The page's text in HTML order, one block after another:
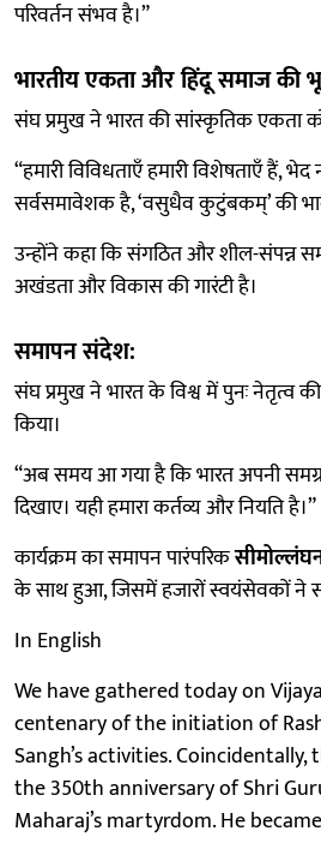
परिवर्तन संभव है।”
भारतीय एकता और हिंदू समाज की
संघ प्रमुख ने भारत की सांस्कृतिक एकता को
“हमारी विविधताएँ हमारी विशेषताएँ हैं,
सर्वसमावेशक है, ‘वसुधैव कुटुंबकम्’ की
उन्होंने कहा कि संगठित और शील-संपन्न
अखंडता और विकास की गारंटी है।
समापन संदेश:
संघ प्रमुख ने भारत के विश्व में पुनः नेतृत्व
किया।
“अब समय आ गया है कि भारत अपनी समग्र
दिखाए। यही हमारा कर्तव्य और नियति है।”
कार्यक्रम का समापन पारंपरिक
के साथ हुआ, जिसमें हजारों स्वयंसेवकों ने
In English
We have gathered today on
centenary of the initiation of
Sangh’s activities. Coincidentally,
the 350th anniversary of Shri
Maharaj’s martyrdom. He